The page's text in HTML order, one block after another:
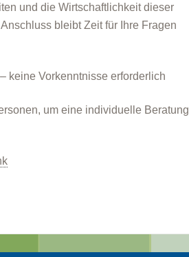
und die Wirtschaftlichkeit dieser
bleibt Zeit für Ihre Fragen
keine Vorkenntnisse erforderlich
um eine individuelle Beratung